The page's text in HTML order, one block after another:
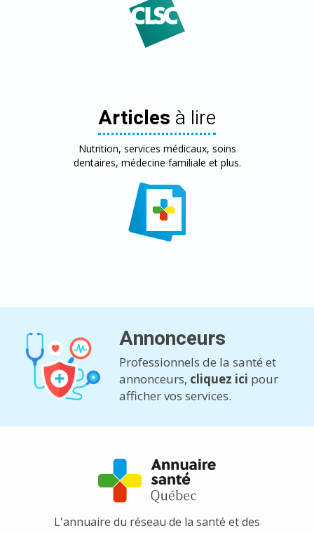
Articles à lire
Nutrition, services médicaux, soins
dentaires, médecine familiale et plus.
Annonceurs
Professionnels de la santé et
annonceurs, cliquez ici pour
afficher vos services.
L'annuaire du réseau de la santé et des